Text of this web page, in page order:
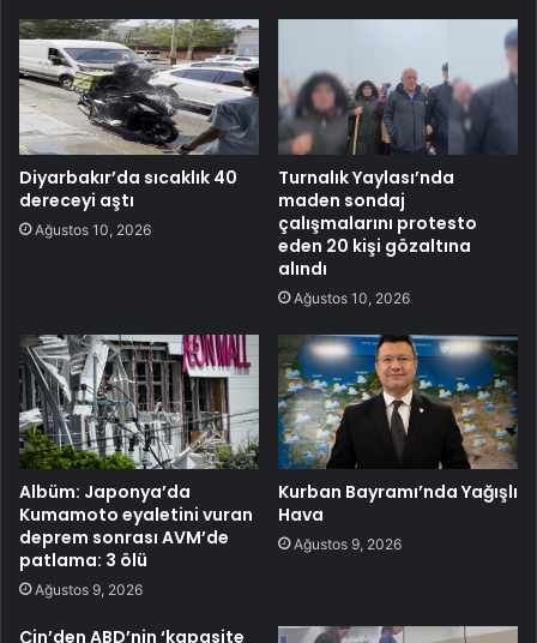
Diyarbakır’da sıcaklık 40
dereceyi aştı
Ağustos 10, 2026
Turnalık Yaylası’nda
maden sondaj
çalışmalarını protesto
eden 20 kişi gözaltına
alındı
Ağustos 10, 2026
Albüm: Japonya’da
Kumamoto eyaletini vuran
deprem sonrası AVM’de
patlama: 3 ölü
Ağustos 9, 2026
Kurban Bayramı’nda Yağışlı
Hava
Ağustos 9, 2026
Çin’den ABD’nin ‘kapasite